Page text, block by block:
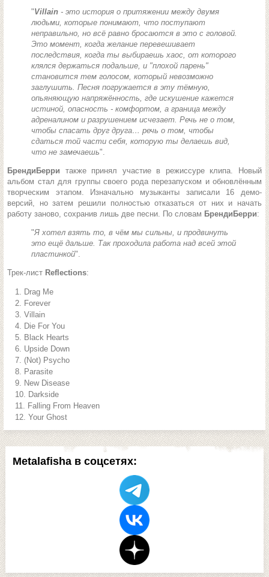
Metalafisha в соцсетях:
"Villain - это история о притяжении между двумя
людьми, которые понимают, что поступают
неправильно, но всё равно бросаются в это с головой.
Это момент, когда желание перевешивает
последствия, когда ты выбираешь хаос, от которого
клялся держаться подальше, и "плохой парень"
становится тем голосом, который невозможно
заглушить. Песня погружается в эту тёмную,
опьяняющую напряжённость, где искушение кажется
истиной, опасность - комфортом, а граница между
адреналином и разрушением исчезает. Речь не о том,
чтобы спасать друг друга… речь о том, чтобы
сдаться той части себя, которую ты делаешь вид,
что не замечаешь".
БрендиБерри также принял участие в режиссуре клипа. Новый
альбом стал для группы своего рода перезапуском и обновлённым
творческим этапом. Изначально музыканты записали 16 демо-
версий, но затем решили полностью отказаться от них и начать
работу заново, сохранив лишь две песни. По словам БрендиБерри:
"Я хотел взять то, в чём мы сильны, и продвинуть
это ещё дальше. Так проходила работа над всей этой
пластинкой".
Трек-лист Reflections:
Drag Me
Forever
Villain
Die For You
Black Hearts
Upside Down
(Not) Psycho
Parasite
New Disease
Darkside
Falling From Heaven
Your Ghost